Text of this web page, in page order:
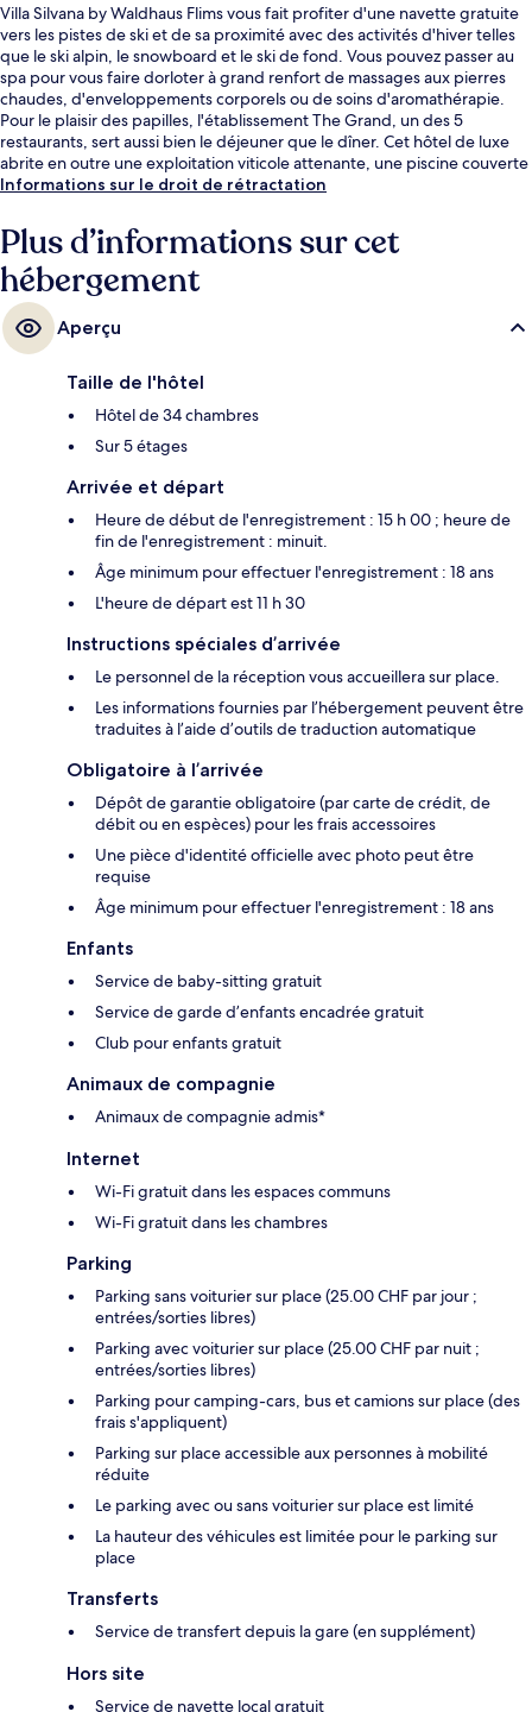
Villa Silvana by Waldhaus Flims vous fait profiter d'une navette gratuite
vers les pistes de ski et de sa proximité avec des activités d'hiver telles
que le ski alpin, le snowboard et le ski de fond. Vous pouvez passer au
spa pour vous faire dorloter à grand renfort de massages aux pierres
chaudes, d'enveloppements corporels ou de soins d'aromathérapie.
Pour le plaisir des papilles, l'établissement The Grand, un des 5
restaurants, sert aussi bien le déjeuner que le dîner. Cet hôtel de luxe
abrite en outre une exploitation viticole attenante, une piscine couverte
et une piscine extérieure. Les skieurs apprécieront la possibilité
Informations sur le droit de rétractation
Plus d’informations sur cet
hébergement
Aperçu
Taille de l'hôtel
Hôtel de 34 chambres
Sur 5 étages
Arrivée et départ
Heure de début de l'enregistrement : 15 h 00 ; heure de
fin de l'enregistrement : minuit.
Âge minimum pour effectuer l'enregistrement : 18 ans
L'heure de départ est 11 h 30
Instructions spéciales d’arrivée
Le personnel de la réception vous accueillera sur place.
Les informations fournies par l’hébergement peuvent être
traduites à l’aide d’outils de traduction automatique
Obligatoire à l’arrivée
Dépôt de garantie obligatoire (par carte de crédit, de
débit ou en espèces) pour les frais accessoires
Une pièce d'identité officielle avec photo peut être
requise
Âge minimum pour effectuer l'enregistrement : 18 ans
Enfants
Service de baby-sitting gratuit
Service de garde d’enfants encadrée gratuit
Club pour enfants gratuit
Animaux de compagnie
Animaux de compagnie admis*
Internet
Wi-Fi gratuit dans les espaces communs
Wi-Fi gratuit dans les chambres
Parking
Parking sans voiturier sur place (25.00 CHF par jour ;
entrées/sorties libres)
Parking avec voiturier sur place (25.00 CHF par nuit ;
entrées/sorties libres)
Parking pour camping-cars, bus et camions sur place (des
frais s'appliquent)
Parking sur place accessible aux personnes à mobilité
réduite
Le parking avec ou sans voiturier sur place est limité
La hauteur des véhicules est limitée pour le parking sur
place
Transferts
Service de transfert depuis la gare (en supplément)
Hors site
Service de navette local gratuit